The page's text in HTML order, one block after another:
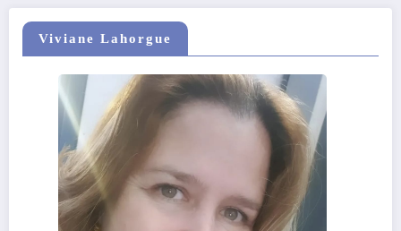
Viviane Lahorgue